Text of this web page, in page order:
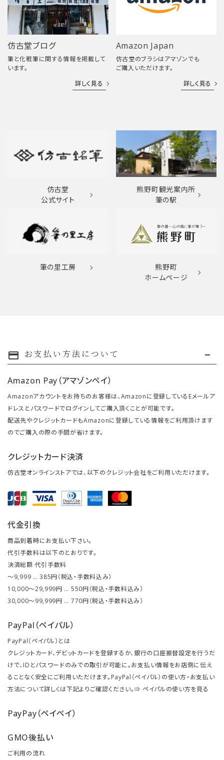
仿古堂ブログ
筆と化粧筆に関する情報を掲載して
います。
詳しく見る
Amazon Japan
仿古堂のブラシはアマゾンでも
ご購入いただけます。
詳しく見る
仿古堂
公式サイト
熊野町観光案内所
筆の駅
筆の里工房
熊野町
ホームページ
payment お支払い方法について
Amazon Pay（アマゾンペイ）
Amazonアカウントをお持ちのお客様は、Amazonに登録しているEメールア
ドレスとパスワードでログインしてご購入頂くことが可能です。
配送先やクレジットカードもAmazonに登録している情報をご利用頂けます
のでご購入の際の手間が省けます。
クレジットカード決済
仿古堂オンラインストアでは、以下のクレジット会社をご利用いただけます。
代金引換
商品到着時にお支払い下さい。
代引手数料は以下のとおりです。
決済総額 代引手数料
～9,999 … 385円（税込・手数料込み）
10,000～29,999円 … 550円（税込・手数料込み）
30,000～99,999円 … 770円（税込・手数料込み）
PayPal（ペイパル）
PayPal（ペイパル）とは
クレジットカード、デビットカードを登録するか、銀行の口座振替設定を行うだ
けで、IDとパスワードのみでの取引が可能に。お支払い情報をお店側に伝え
ることなく安全にご利用いただけます。PayPal（ペイパル）の使い方・お支払い
方法について詳しくは下記よりご確認ください。⇒ ペイパルの使い方を見る
PayPay（ペイペイ）
GMO後払い
ご利用の流れ